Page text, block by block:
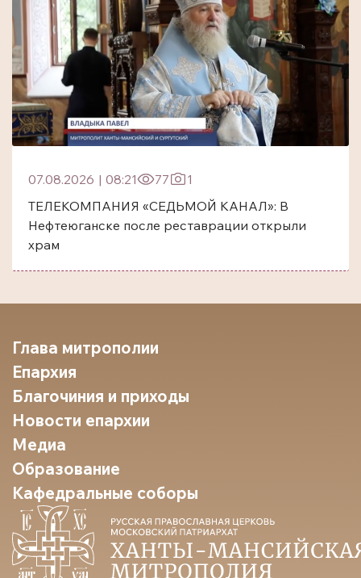
07.08.2026 | 08:21 77
1
ТЕЛЕКОМПАНИЯ «СЕДЬМОЙ КАНАЛ»: В
Нефтеюганске после реставрации открыли
храм
Глава митрополии
Епархия
Благочиния и приходы
Новости епархии
Медиа
Образование
Кафедральные соборы